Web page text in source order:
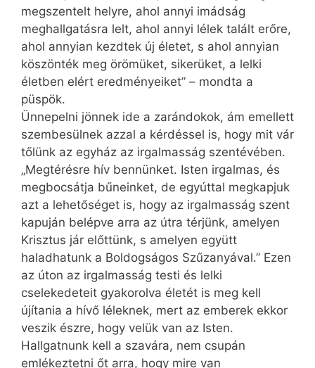
megszentelt helyre, ahol annyi imádság
meghallgatásra lelt, ahol annyi lélek talált erőre,
ahol annyian kezdtek új életet, s ahol annyian
köszönték meg örömüket, sikerüket, a lelki
életben elért eredményeiket” – mondta a
püspök.
Ünnepelni jönnek ide a zarándokok, ám emellett
szembesülnek azzal a kérdéssel is, hogy mit vár
tőlünk az egyház az irgalmasság szentévében.
„Megtérésre hív bennünket. Isten irgalmas, és
megbocsátja bűneinket, de egyúttal megkapjuk
azt a lehetőséget is, hogy az irgalmasság szent
kapuján belépve arra az útra térjünk, amelyen
Krisztus jár előttünk, s amelyen együtt
haladhatunk a Boldogságos Szűzanyával.” Ezen
az úton az irgalmasság testi és lelki
cselekedeteit gyakorolva életét is meg kell
újítania a hívő léleknek, mert az emberek ekkor
veszik észre, hogy velük van az Isten.
Hallgatnunk kell a szavára, nem csupán
emlékeztetni őt arra, hogy mire van